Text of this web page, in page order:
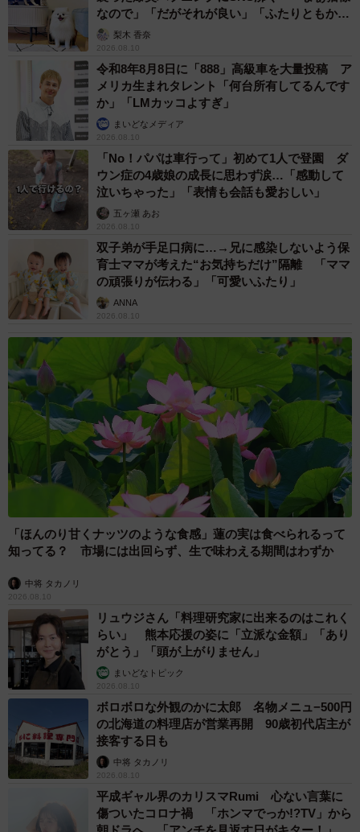
「総合的に見ると、現在のミックスカラーの配色が最も支
持されており、結果として現行の色構成が定着していま
最近では、「しゃぶ葉」や「ガスト」（別料金）でカラー
スプレーメニューが登場し、ブッフェのアイスコーナーで
も取り扱っているかどうかがチョイスの決め手となってき
ているようだ。各社が商品化を打ち出すカラースプレー。
今後もトキメキと夢の象徴として愛されそうだ。
■共立食品株式会社 X @ kyoritsu_foods
■共立食品株式会社HP https://www.kyoritsu-foods.co.jp
https://www.akagi.com/brand/toppingyu/
最高峰のサンドイッチはやっぱりこれでしょ‼
中身もカラースプレー😛
気分が上がらない時もみんな笑顔に🥰
ミックスカラースプレー使ったどんな商品があったらいい❓
皆の妄想💬リプで教えてね
中の人は食卓に常備したいので、瓶に入ったふりかけのよ
うなの欲しいなぁ🤤
#共立食品推し
#カラースプレー
pic.twitter.com/9dOuJiI9tW
— 共立食品 (@kyoritsu_foods)
背徳トースト😏
マシュマロをのせてトーストしたあとに、これでもかって
程かける #ミックスカラースプレー 💓
子供の頃の憧れ✨1枚食べきるのは至難の業でしたが😂な～
ぜかテンション上がるこのトッピング!!
皆さんはカラースプレーをどのようにして食べたい❓リプラ
イで教えてね💬
#共立食品推し
pic.twitter.com/k31EGX72KH
— 共立食品 (@kyoritsu_foods)April 14, 2026
なので」「だがそれが良い」「ふたりともかわ
いいね」
梨木 香奈
2026.08.10
令和8年8月8日に「888」高級車を大量投稿 ア
メリカ生まれタレント「何台所有してるんです
か」「LMカッコよすぎ」
まいどなメディア
2026.08.10
「No！パパは車行って」初めて1人で登園 ダ
ウン症の4歳娘の成長に思わず涙…「感動して
泣いちゃった」「表情も会話も愛おしい」
五ヶ瀬 あお
2026.08.10
双子弟が手足口病に…→兄に感染しないよう保
育士ママが考えた“お気持ちだけ”隔離 「ママ
の頑張りが伝わる」「可愛いふたり」
ANNA
2026.08.10
「ほんのり甘くナッツのような食感」蓮の実は食べられるって
知ってる？ 市場には出回らず、生で味わえる期間はわずか
中将 タカノリ
2026.08.10
リュウジさん「料理研究家に出来るのはこれく
らい」 熊本応援の姿に「立派な金額」「あり
がとう」「頭が上がりません」
まいどなトピック
2026.08.10
ボロボロな外観のかに太郎 名物メニュ−500円
の北海道の料理店が営業再開 90歳初代店主が
接客する日も
中将 タカノリ
2026.08.10
平成ギャル界のカリスマRumi 心ない言葉に
傷ついたコロナ禍 「ホンマでっか!?TV」から